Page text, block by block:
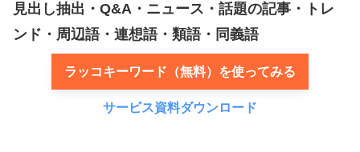
見出し抽出・Q&A・ニュース・話題の記事・トレ
ンド・周辺語・連想語・類語・同義語
ラッコキーワード（無料）を使ってみる
サービス資料ダウンロード